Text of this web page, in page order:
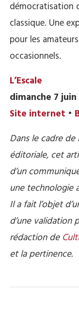
démocratisation
classique. Une
pour les
occasionnels.
L’Escale
dimanche 7 juin
Site internet •
Dans le cadre
éditoriale, cet
d’un
une technologie
Il a fait l’objet
d’une validation
rédaction de
et la pertinence.